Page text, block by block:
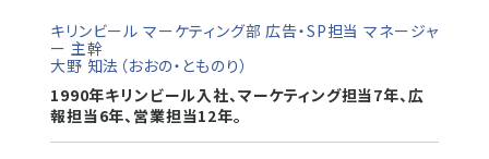
キリンビール マーケティング部 広告・SP担当 マネージャ
ー 主幹
大野 知法（おおの・とものり）
1990年キリンビール入社、マーケティング担当7年、広
報担当6年、営業担当12年。